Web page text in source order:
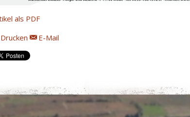
als PDF
E-Mail